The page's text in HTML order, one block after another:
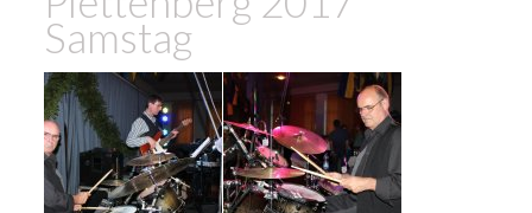
Samstag